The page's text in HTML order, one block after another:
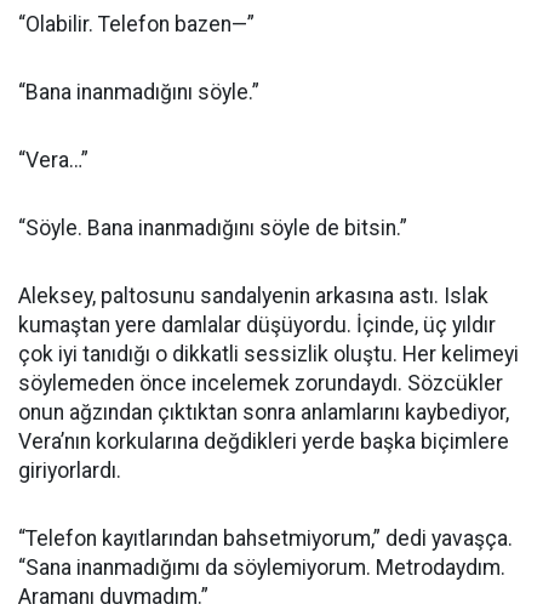
“Olabilir. Telefon bazen—”
“Bana inanmadığını söyle.”
“Vera…”
“Söyle. Bana inanmadığını söyle de bitsin.”
Aleksey, paltosunu sandalyenin arkasına astı. Islak
kumaştan yere damlalar düşüyordu. İçinde, üç yıldır
çok iyi tanıdığı o dikkatli sessizlik oluştu. Her kelimeyi
söylemeden önce incelemek zorundaydı. Sözcükler
onun ağzından çıktıktan sonra anlamlarını kaybediyor,
Vera’nın korkularına değdikleri yerde başka biçimlere
giriyorlardı.
“Telefon kayıtlarından bahsetmiyorum,” dedi yavaşça.
“Sana inanmadığımı da söylemiyorum. Metrodaydım.
Aramanı duymadım.”